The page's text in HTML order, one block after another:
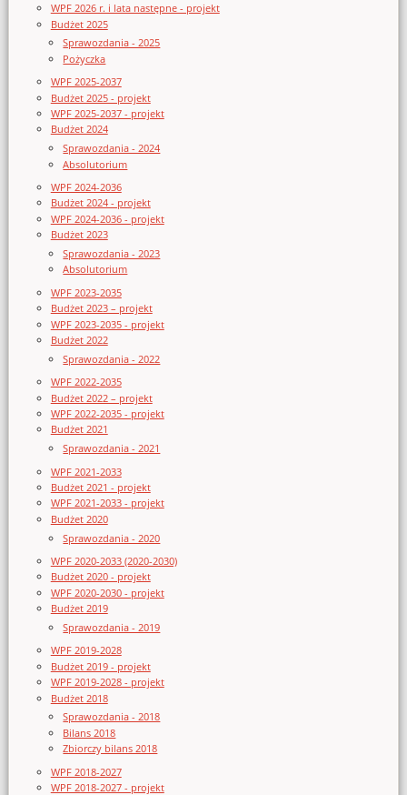
WPF 2026 r. i lata następne - projekt
Budżet 2025
Sprawozdania - 2025
Pożyczka
WPF 2025-2037
Budżet 2025 - projekt
WPF 2025-2037 - projekt
Budżet 2024
Sprawozdania - 2024
Absolutorium
WPF 2024-2036
Budżet 2024 - projekt
WPF 2024-2036 - projekt
Budżet 2023
Sprawozdania - 2023
Absolutorium
WPF 2023-2035
Budżet 2023 – projekt
WPF 2023-2035 - projekt
Budżet 2022
Sprawozdania - 2022
WPF 2022-2035
Budżet 2022 – projekt
WPF 2022-2035 - projekt
Budżet 2021
Sprawozdania - 2021
WPF 2021-2033
Budżet 2021 - projekt
WPF 2021-2033 - projekt
Budżet 2020
Sprawozdania - 2020
WPF 2020-2033 (2020-2030)
Budżet 2020 - projekt
WPF 2020-2030 - projekt
Budżet 2019
Sprawozdania - 2019
WPF 2019-2028
Budżet 2019 - projekt
WPF 2019-2028 - projekt
Budżet 2018
Sprawozdania - 2018
Bilans 2018
Zbiorczy bilans 2018
WPF 2018-2027
WPF 2018-2027 - projekt